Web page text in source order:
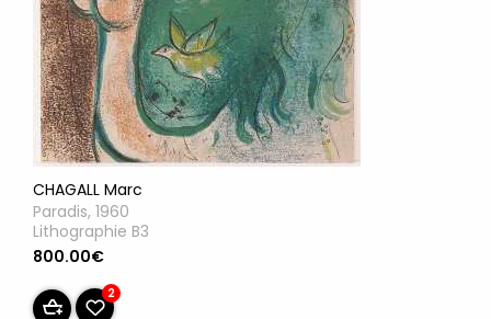
CHAGALL Marc
Paradis, 1960
Lithographie B3
800.00€
2